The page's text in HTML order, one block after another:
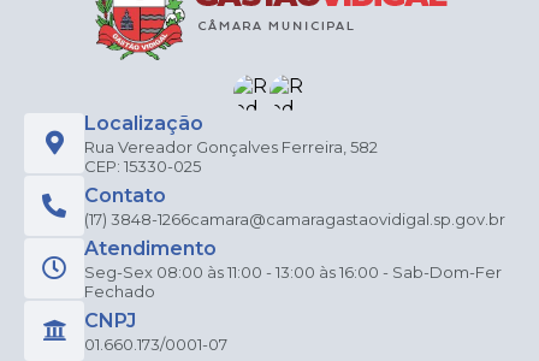
Localização
Rua Vereador Gonçalves Ferreira, 582
CEP: 15330-025
Contato
(17) 3848-1266camara@camaragastaovidigal.sp.gov.br
Atendimento
Seg-Sex 08:00 às 11:00 - 13:00 às 16:00 - Sab-Dom-Fer
Fechado
CNPJ
01.660.173/0001-07